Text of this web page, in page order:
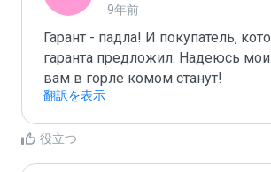
9年前
Гарант - падла! И покупатель,
гаранта предложил. Надеюсь
вам в горле комом станут!
翻訳を表示
役立つ